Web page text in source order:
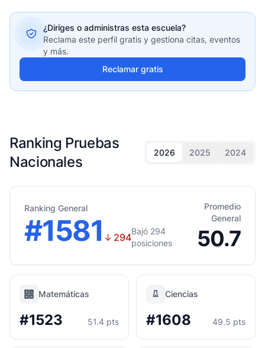
¿Diriges o administras esta escuela?
Reclama este perfil gratis y gestiona citas, eventos
y más.
Reclamar gratis
Ranking Pruebas
Nacionales
2026 2025 2024
Ranking General
#1581 ↓ 294
Bajó 294
posiciones
Promedio
General
50.7
Matemáticas
#1523 51.4 pts
Ciencias
#1608 49.5 pts